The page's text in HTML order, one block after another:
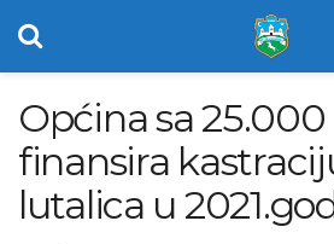
Općina sa
finansira
lutalica u